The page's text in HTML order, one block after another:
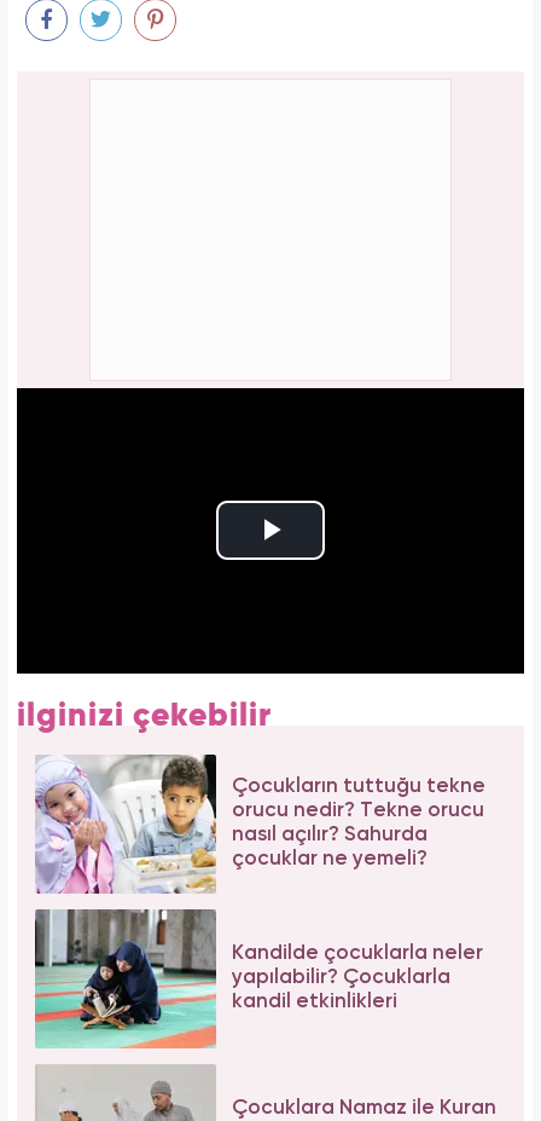
ilginizi çekebilir
Çocukların tuttuğu tekne
orucu nedir? Tekne orucu
nasıl açılır? Sahurda
çocuklar ne yemeli?
Kandilde çocuklarla neler
yapılabilir? Çocuklarla
kandil etkinlikleri
Çocuklara Namaz ile Kuran